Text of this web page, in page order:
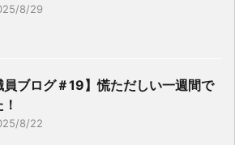
8/29
員ブログ＃19】慌ただしい一週間で
8/22